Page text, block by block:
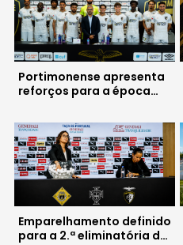
Portimonense apresenta
reforços para a época
Emparelhamento definido
para a 2.ª eliminatória da